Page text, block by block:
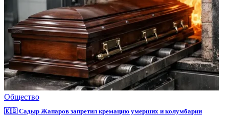
Общество
🇰🇬 Садыр Жапаров запретил кремацию умерших и колумбарии